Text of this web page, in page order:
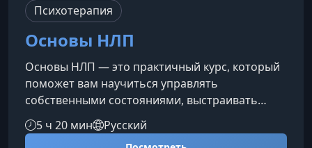
Психотерапия
Основы НЛП
Основы НЛП — это практичный курс, который
поможет вам научиться управлять
собственными состояниями, выстраивать
эффективную коммуникацию и достигать
целей быстрее. Обучение основано на
5 ч 20 мин Русский